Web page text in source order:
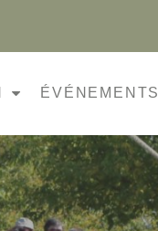
ÉVÉNEMENTS